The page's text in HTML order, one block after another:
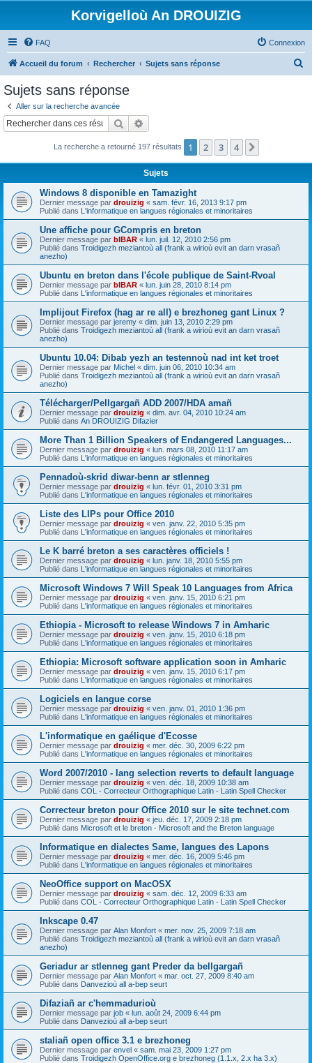
Korvigelloù An DROUIZIG
FAQ Connexion
Accueil du forum Rechercher Sujets sans réponse
c
Sujets sans réponse
Aller sur la recherche avancée
Rechercher
La recherche a retourné 197 résultats 1 2 3 4
Sujets
Windows 8 disponible en Tamazight
Dernier message par drouizig « sam. févr. 16, 2013 9:17 pm
Publié dans L'informatique en langues régionales et minoritaires
Une affiche pour GCompris en breton
Dernier message par bIBAR « lun. juil. 12, 2010 2:56 pm
Publié dans Troidigezh meziantoù all (frank a wirioù evit an darn vrasañ
anezho)
Ubuntu en breton dans l'école publique de Saint-Rvoal
Dernier message par bIBAR « lun. juin 28, 2010 8:14 pm
Publié dans L'informatique en langues régionales et minoritaires
Implijout Firefox (hag ar re all) e brezhoneg gant Linux ?
Dernier message par jeremy « dim. juin 13, 2010 2:29 pm
Publié dans Troidigezh meziantoù all (frank a wirioù evit an darn vrasañ
anezho)
Ubuntu 10.04: Dibab yezh an testennoù nad int ket troet
Dernier message par Michel « dim. juin 06, 2010 10:34 am
Publié dans Troidigezh meziantoù all (frank a wirioù evit an darn vrasañ
anezho)
Télécharger/Pellgargañ ADD 2007/HDA amañ
Dernier message par drouizig « dim. avr. 04, 2010 10:24 am
Publié dans An DROUIZIG Difazier
More Than 1 Billion Speakers of Endangered Languages...
Dernier message par drouizig « lun. mars 08, 2010 11:17 am
Publié dans L'informatique en langues régionales et minoritaires
Pennadoù-skrid diwar-benn ar stlenneg
Dernier message par drouizig « lun. févr. 01, 2010 3:31 pm
Publié dans L'informatique en langues régionales et minoritaires
Liste des LIPs pour Office 2010
Dernier message par drouizig « ven. janv. 22, 2010 5:35 pm
Publié dans L'informatique en langues régionales et minoritaires
Le K barré breton a ses caractères officiels !
Dernier message par drouizig « lun. janv. 18, 2010 5:55 pm
Publié dans L'informatique en langues régionales et minoritaires
Microsoft Windows 7 Will Speak 10 Languages from Africa
Dernier message par drouizig « ven. janv. 15, 2010 6:21 pm
Publié dans L'informatique en langues régionales et minoritaires
Ethiopia - Microsoft to release Windows 7 in Amharic
Dernier message par drouizig « ven. janv. 15, 2010 6:18 pm
Publié dans L'informatique en langues régionales et minoritaires
Ethiopia: Microsoft software application soon in Amharic
Dernier message par drouizig « ven. janv. 15, 2010 6:17 pm
Publié dans L'informatique en langues régionales et minoritaires
Logiciels en langue corse
Dernier message par drouizig « ven. janv. 01, 2010 1:36 pm
Publié dans L'informatique en langues régionales et minoritaires
L'informatique en gaélique d'Ecosse
Dernier message par drouizig « mer. déc. 30, 2009 6:22 pm
Publié dans L'informatique en langues régionales et minoritaires
Word 2007/2010 - lang selection reverts to default language
Dernier message par drouizig « ven. déc. 18, 2009 10:38 am
Publié dans COL - Correcteur Orthographique Latin - Latin Spell Checker
Correcteur breton pour Office 2010 sur le site technet.com
Dernier message par drouizig « jeu. déc. 17, 2009 2:18 pm
Publié dans Microsoft et le breton - Microsoft and the Breton language
Informatique en dialectes Same, langues des Lapons
Dernier message par drouizig « mer. déc. 16, 2009 5:46 pm
Publié dans L'informatique en langues régionales et minoritaires
NeoOffice support on MacOSX
Dernier message par drouizig « sam. déc. 12, 2009 6:33 am
Publié dans COL - Correcteur Orthographique Latin - Latin Spell Checker
Inkscape 0.47
Dernier message par Alan Monfort « mer. nov. 25, 2009 7:18 am
Publié dans Troidigezh meziantoù all (frank a wirioù evit an darn vrasañ
anezho)
Geriadur ar stlenneg gant Preder da bellgargañ
Dernier message par Alan Monfort « mar. oct. 27, 2009 8:40 am
Publié dans Danvezioù all a-bep seurt
Difaziañ ar c'hemmadurioù
Dernier message par job « lun. août 24, 2009 6:44 pm
Publié dans Danvezioù all a-bep seurt
staliañ open office 3.1 e brezhoneg
Dernier message par envel « sam. mai 23, 2009 1:27 pm
Publié dans Troidigezh OpenOffice.org e brezhoneg (1.1.x, 2.x ha 3.x)